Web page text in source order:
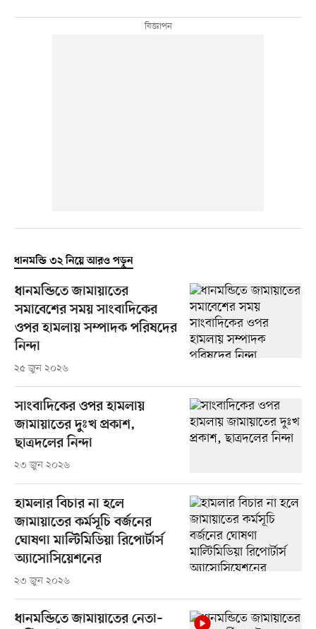
ধানমন্ডি ৩২ নিয়ে আরও পড়ুন
ধানমন্ডিতে জামায়াতের
সমাবেশের সময় সাংবাদিকের
ওপর হামলায় সম্পাদক পরিষদের
নিন্দা
২৫ জুন ২০২৬
সাংবাদিকের ওপর হামলায়
জামায়াতের দুঃখ প্রকাশ,
ছাত্রদলের নিন্দা
২৩ জুন ২০২৬
হামলার বিচার না হলে
জামায়াতের কর্মসূচি বর্জনের
ঘোষণা মাল্টিমিডিয়া রিপোর্টার্স
অ্যাসোসিয়েশনের
২৩ জুন ২০২৬
ধানমন্ডিতে জামায়াতের নেতা–